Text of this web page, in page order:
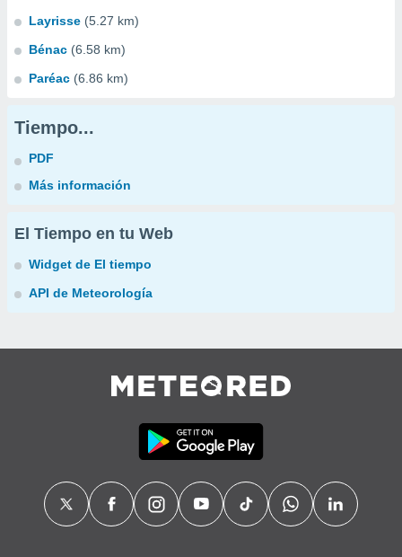
Layrisse (5.27 km)
Bénac (6.58 km)
Paréac (6.86 km)
Tiempo...
PDF
Más información
El Tiempo en tu Web
Widget de El tiempo
API de Meteorología